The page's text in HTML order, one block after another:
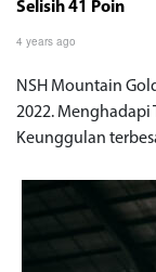
Selisih 41 Poin
4 years ago
NSH Mountain
2022. Menghadapi
Keunggulan